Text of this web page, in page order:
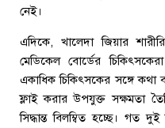
নেই।
এদিকে, খালেদা জিয়ার
মেডিকেল বোর্ডের
একাধিক চিকিৎসকের সঙ্গে
ফ্লাই করার উপযুক্ত সক্ষমতা
সিদ্ধান্ত বিলম্বিত হচ্ছে। গত